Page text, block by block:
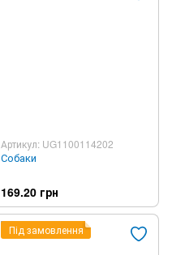
Артикул: UG1100114202
Собаки
169.20 грн
Під замовлення